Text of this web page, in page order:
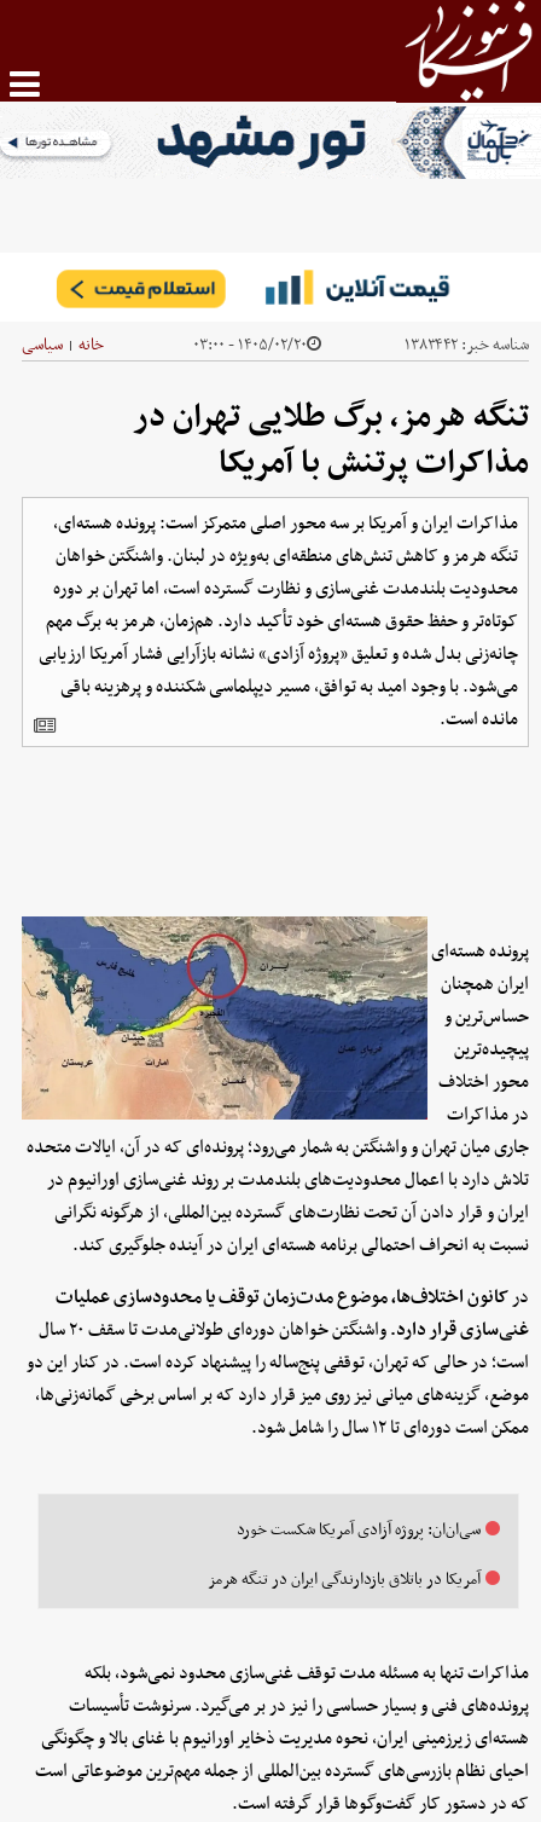
شناسه خبر:۱۳۸۳۴۴۲ ۱۴۰۵/۰۲/۲۰ - ۰۳:۰۰ خانه | سیاسی
تنگه هرمز، برگ طلایی تهران در
مذاکرات پرتنش با آمریکا
مذاکرات ایران و آمریکا بر سه محور اصلی متمرکز است: پرونده هسته‌ای،
تنگه هرمز و کاهش تنش‌های منطقه‌ای به‌ویژه در لبنان. واشنگتن خواهان
محدودیت بلندمدت غنی‌سازی و نظارت گسترده است، اما تهران بر دوره
کوتاه‌تر و حفظ حقوق هسته‌ای خود تأکید دارد. هم‌زمان، هرمز به برگ مهم
چانه‌زنی بدل شده و تعلیق «پروژه آزادی» نشانه بازآرایی فشار آمریکا ارزیابی
می‌شود. با وجود امید به توافق، مسیر دیپلماسی شکننده و پرهزینه باقی
مانده است.
پرونده هسته‌ای
ایران همچنان
حساس‌ترین و
پیچیده‌ترین
محور اختلاف
در مذاکرات
جاری میان تهران و واشنگتن به شمار می‌رود؛ پرونده‌ای که در آن، ایالات متحده
تلاش دارد با اعمال محدودیت‌های بلندمدت بر روند غنی‌سازی اورانیوم در
ایران و قرار دادن آن تحت نظارت‌های گسترده بین‌المللی، از هرگونه نگرانی
نسبت به انحراف احتمالی برنامه هسته‌ای ایران در آینده جلوگیری کند.
درکانون اختلاف‌ها، موضوع مدت‌زمان توقف یا محدودسازی عملیات
غنی‌سازی قرار دارد.
واشنگتن خواهان دوره‌ای طولانی‌مدت تا سقف ۲۰ سال
است؛ در حالی که تهران، توقفی پنج‌ساله را پیشنهاد کرده است. در کنار این دو
موضع، گزینه‌های میانی نیز روی میز قرار دارد که بر اساس برخی گمانه‌زنی‌ها،
ممکن است دوره‌ای تا ۱۲ سال را شامل شود.
سی‌ان‌ان: پروژه آزادی آمریکا شکست خورد
آمریکا در باتلاق بازدارندگی ایران در تنگه هرمز
مذاکرات تنها به مسئله مدت توقف غنی‌سازی محدود نمی‌شود، بلکه
پرونده‌های فنی و بسیار حساسی را نیز در بر می‌گیرد. سرنوشت تأسیسات
هسته‌ای زیرزمینی ایران، نحوه مدیریت ذخایر اورانیوم با غنای بالا و چگونگی
احیای نظام بازرسی‌های گسترده بین‌المللی از جمله مهم‌ترین موضوعاتی است
که در دستور کار گفت‌وگوها قرار گرفته است.